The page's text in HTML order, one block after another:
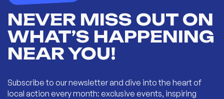
NEVER MISS OUT ON
WHAT’S HAPPENING
NEAR YOU!
Subscribe to our newsletter and dive into the heart of
local action every month: exclusive events, inspiring